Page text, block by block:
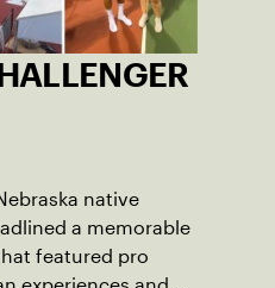
native
a memorable
featured pro